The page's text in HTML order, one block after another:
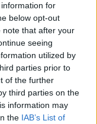
for
below opt-out
note that after your
seeing
utilized by
parties prior to
of the further
third parties on the
information may
the IAB’s List of